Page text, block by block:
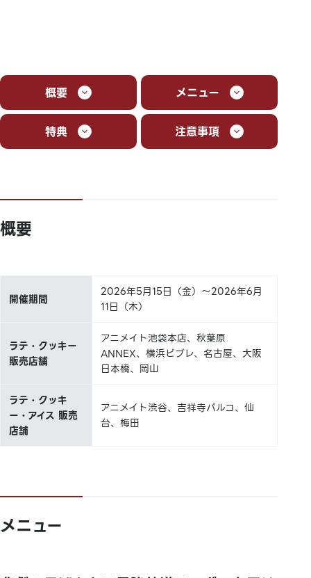
概要 メニュー
特典 注意事項
概要
開催期間
2026年5月15日（金）～2026年6月
11日（木）
ラテ・クッキー
販売店舗
アニメイト池袋本店、秋葉原
ANNEX、横浜ビブレ、名古屋、大阪
日本橋、岡山
ラテ・クッキ
ー・アイス 販売
店舗
アニメイト渋谷、吉祥寺パルコ、仙
台、梅田
メニュー